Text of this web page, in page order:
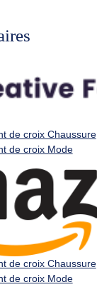
de croix Chaussure
de croix Mode
de croix Chaussure
de croix Mode